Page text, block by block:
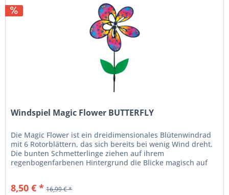
Windspiel Magic Flower BUTTERFLY
Die Magic Flower ist ein dreidimensionales Blütenwindrad
mit 6 Rotorblättern, das sich bereits bei wenig Wind dreht.
Die bunten Schmetterlinge ziehen auf ihrem
regenbogenfarbenen Hintergrund die Blicke magisch auf
8,50 € * 16,99 € *